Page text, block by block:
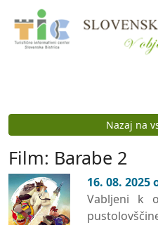
Preskoči na vsebino
Nazaj na
Film: Barabe 2
16. 08. 2025
Vabljeni k